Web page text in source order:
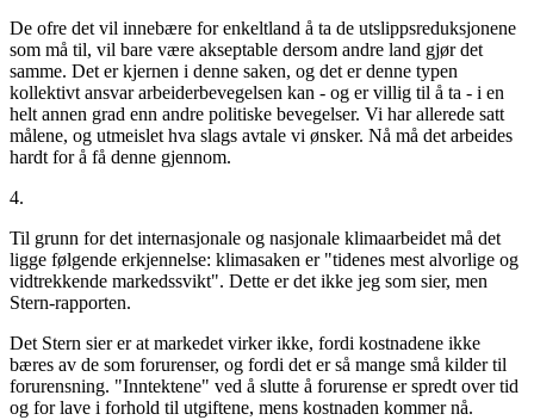
De ofre det vil innebære for enkeltland å ta de utslippsreduksjonene
som må til, vil bare være akseptable dersom andre land gjør det
samme. Det er kjernen i denne saken, og det er denne typen
kollektivt ansvar arbeiderbevegelsen kan - og er villig til å ta - i en
helt annen grad enn andre politiske bevegelser. Vi har allerede satt
målene, og utmeislet hva slags avtale vi ønsker. Nå må det arbeides
hardt for å få denne gjennom.
4.
Til grunn for det internasjonale og nasjonale klimaarbeidet må det
ligge følgende erkjennelse: klimasaken er "tidenes mest alvorlige og
vidtrekkende markedssvikt". Dette er det ikke jeg som sier, men
Stern-rapporten.
Det Stern sier er at markedet virker ikke, fordi kostnadene ikke
bæres av de som forurenser, og fordi det er så mange små kilder til
forurensning. "Inntektene" ved å slutte å forurense er spredt over tid
og for lave i forhold til utgiftene, mens kostnaden kommer nå.